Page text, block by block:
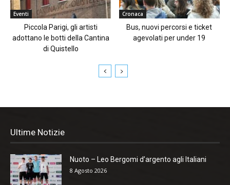
Eventi
Piccola Parigi, gli artisti
adottano le botti della Cantina
di Quistello
Cronaca
Bus, nuovi percorsi e ticket
agevolati per under 19
Ultime Notizie
Nuoto – Leo Bergomi d’argento agli Italiani
8 Agosto 2026